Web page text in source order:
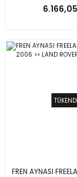
TÜKENDİ
FREN AYNASI